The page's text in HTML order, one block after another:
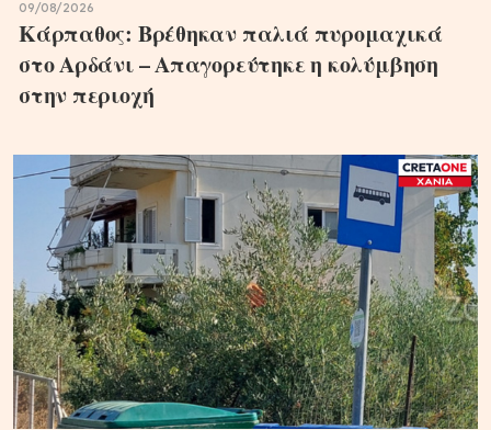
09/08/2026
Κάρπαθος: Βρέθηκαν παλιά πυρομαχικά
στο Αρδάνι – Απαγορεύτηκε η κολύμβηση
στην περιοχή